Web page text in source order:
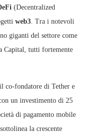
(Decentralized
web3 . Tra i notevoli
giganti del settore come
Capital, tutti fortemente
co-fondatore di Tether e
un investimento di 25
di pagamento mobile
la crescente